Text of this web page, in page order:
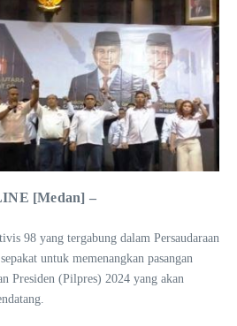
[Medan] –
98 yang tergabung dalam Persaudaraan
untuk memenangkan pasangan
Presiden (Pilpres) 2024 yang akan